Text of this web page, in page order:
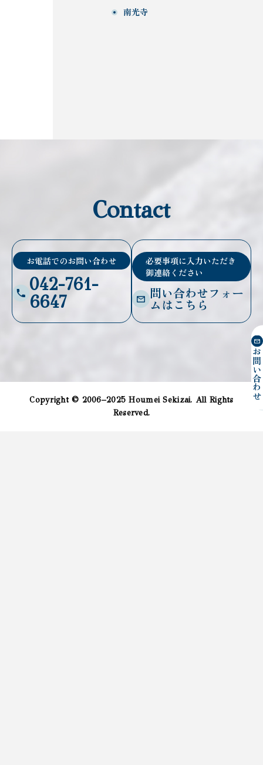
南光寺
Contact
お電話でのお問い合わせ
042-761-
6647
必要事項に入力いただき
御連絡ください
問い合わせフォー
ムはこちら
お問い合わせ
Copyright © 2006–2025 Houmei Sekizai. All Rights
Reserved.